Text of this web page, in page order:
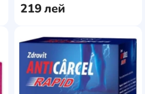
219лей
AddCardToFavourite